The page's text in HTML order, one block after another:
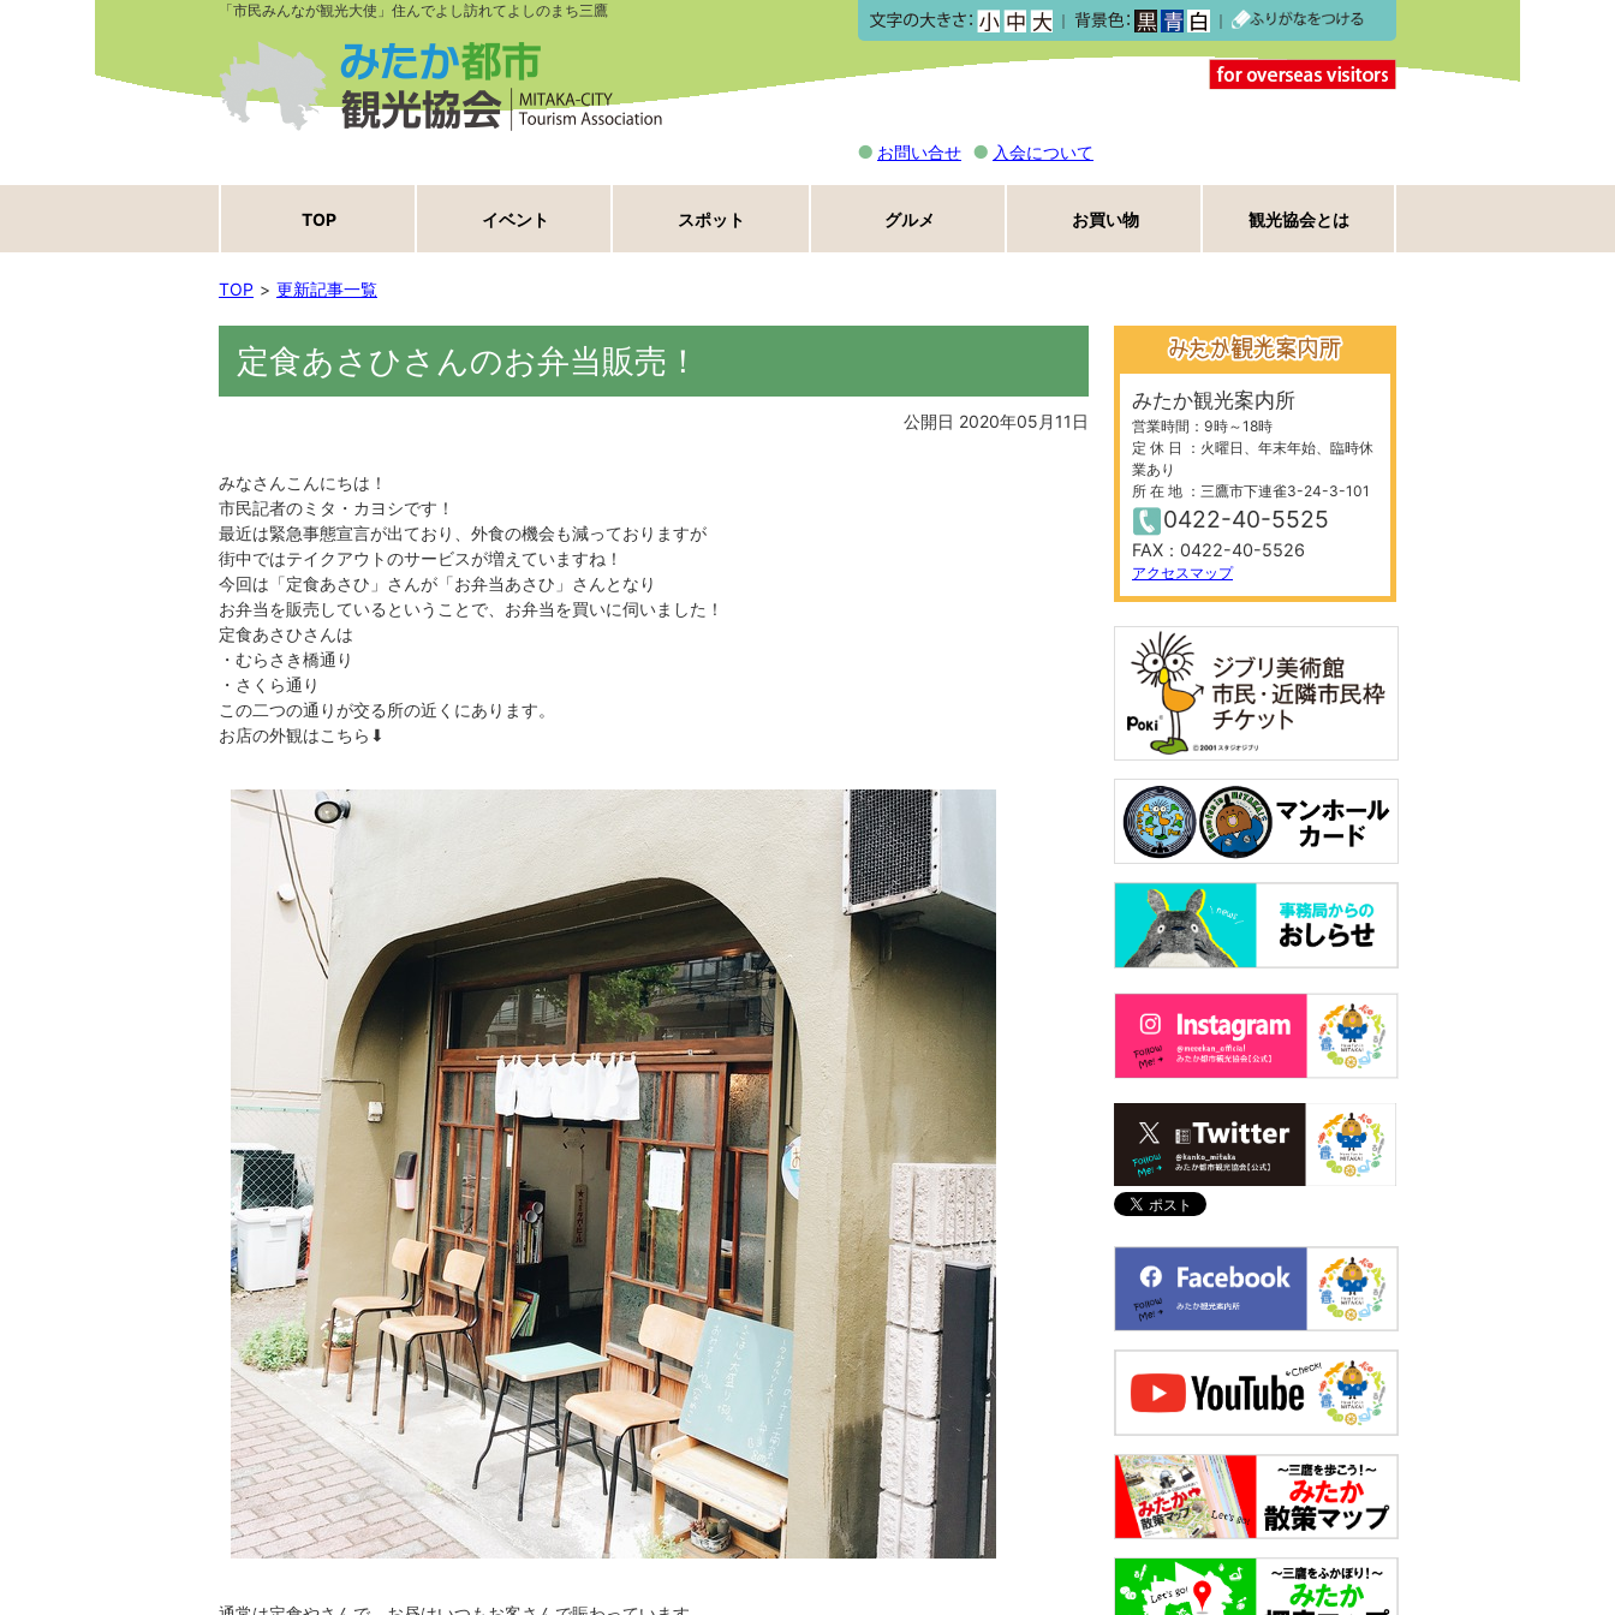
「市民みんなが観光大使」住んでよし訪れてよしのまち三鷹
｜ ｜
お問い合せ 入会について
TOP イベント スポット グルメ お買い物 観光協会とは
TOP 更新記事一覧
定食あさひさんのお弁当販売！
公開日 2020年05月11日
みなさんこんにちは！
市民記者のミタ・カヨシです！
最近は緊急事態宣言が出ており、外食の機会も減っておりますが
街中ではテイクアウトのサービスが増えていますね！
今回は「定食あさひ」さんが「お弁当あさひ」さんとなり
お弁当を販売しているということで、お弁当を買いに伺いました！
定食あさひさんは
・むらさき橋通り
・さくら通り
この二つの通りが交る所の近くにあります。
お店の外観はこちら⬇︎
みたか観光案内所
営業時間：9時～18時
定 休 日 ：火曜日、年末年始、臨時休
業あり
所 在 地 ：三鷹市下連雀3-24-3-101
0422-40-5525
FAX：0422-40-5526
アクセスマップ